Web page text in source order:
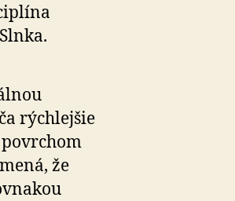
rýchlejšie
že